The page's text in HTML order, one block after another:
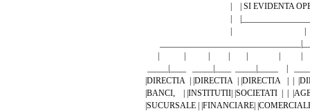
| | SI EVIDENTA
|
| |
| | | | | | |
_____|____ _____|____ _____|_____ |
|DIRECTIA | |DIRECTIA | |DIRECTIA | |
|BANCI, | |INSTITUTII| |SOCIETATI | |
|SUCURSALE | |FINANCIARE|